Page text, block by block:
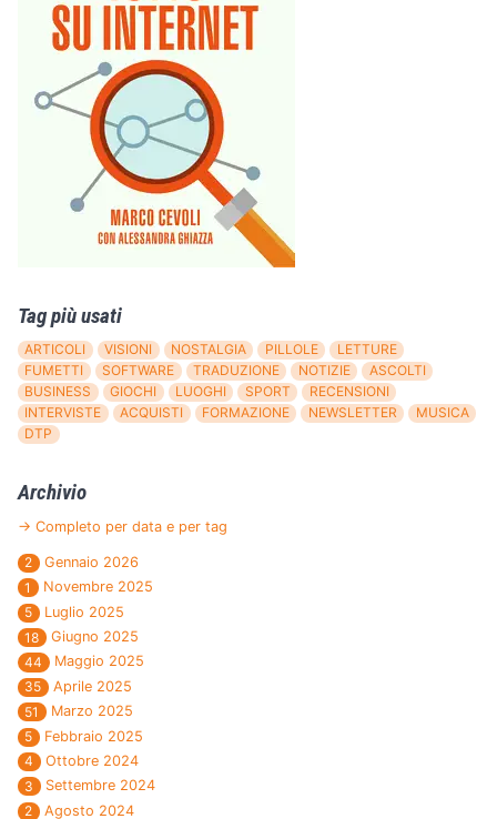
Tag più usati
ARTICOLI VISIONI NOSTALGIA PILLOLE
LETTURE
FUMETTI
SOFTWARE TRADUZIONE NOTIZIE
ASCOLTI
BUSINESS
GIOCHI LUOGHI SPORT
RECENSIONI
INTERVISTE
ACQUISTI FORMAZIONE NEWSLETTER
MUSICA
DTP
Archivio
→ Completo per data e per tag
2
Gennaio 2026
1
Novembre 2025
5
Luglio 2025
18
Giugno 2025
44
Maggio 2025
35
Aprile 2025
51
Marzo 2025
5
Febbraio 2025
4
Ottobre 2024
3
Settembre 2024
2
Agosto 2024